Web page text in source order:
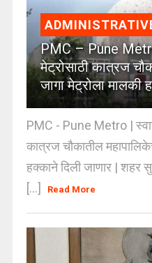
PMC – Pune
मेट्रोसाठी कात्रज
जागा मेट्रोला मालकी
PMC - Pune Metro |
कात्रज चौकातील
हक्काने दिली जाणार | शहर
[...]
Read More